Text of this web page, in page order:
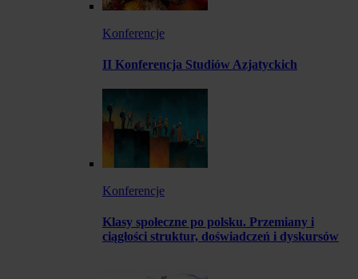
Konferencje
II Konferencja Studiów Azjatyckich
Konferencje
Klasy społeczne po polsku. Przemiany i
ciągłości struktur, doświadczeń i dyskursów